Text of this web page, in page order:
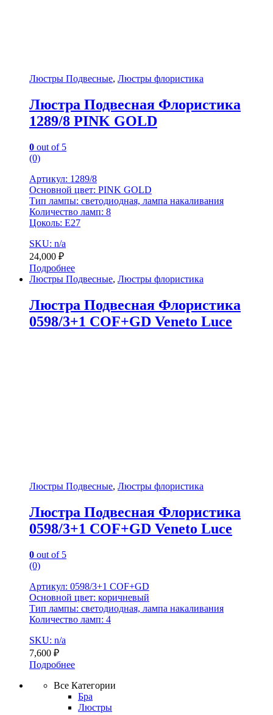
Люстры Подвесные, Люстры флористика
Люстра Подвесная Флористика
1289/8 PINK GOLD
0 out of 5
(0)
Артикул: 1289/8
Основной цвет: PINK GOLD
Тип лампы: светодиодная, лампа накаливания
Количество ламп: 8
Цоколь: Е27
SKU: n/a
24,000 ₽
Подробнее
Люстры Подвесные, Люстры флористика
Люстра Подвесная Флористика
0598/3+1 COF+GD Veneto Luce
Люстры Подвесные, Люстры флористика
Люстра Подвесная Флористика
0598/3+1 COF+GD Veneto Luce
0 out of 5
(0)
Артикул: 0598/3+1 COF+GD
Основной цвет: коричневый
Тип лампы: светодиодная, лампа накаливания
Количество ламп: 4
SKU: n/a
7,600 ₽
Подробнее
Все Категории
Бра
Люстры